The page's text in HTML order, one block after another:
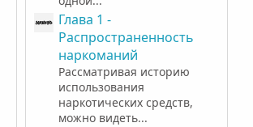
Глава 1 -
Распространенность
наркоманий
Рассматривая историю
использования
наркотических средств,
можно видеть...